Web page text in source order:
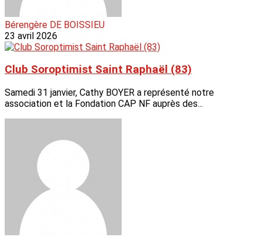
Bérengère DE BOISSIEU
23 avril 2026
Club Soroptimist Saint Raphaël (83)
Samedi 31 janvier, Cathy BOYER a représenté notre
association et la Fondation CAP NF auprès des...